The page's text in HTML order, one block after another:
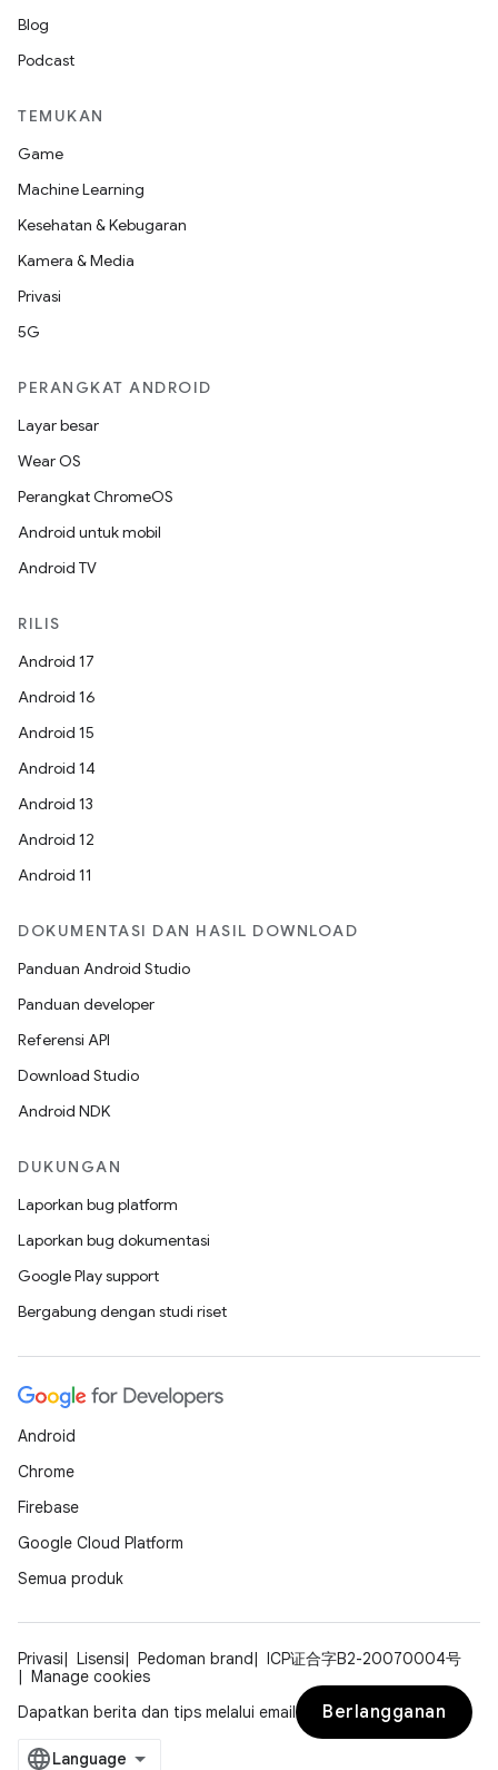
Blog
Podcast
TEMUKAN
Game
Machine Learning
Kesehatan & Kebugaran
Kamera & Media
Privasi
5G
PERANGKAT ANDROID
Layar besar
Wear OS
Perangkat ChromeOS
Android untuk mobil
Android TV
RILIS
Android 17
Android 16
Android 15
Android 14
Android 13
Android 12
Android 11
DOKUMENTASI DAN HASIL DOWNLOAD
Panduan Android Studio
Panduan developer
Referensi API
Download Studio
Android NDK
DUKUNGAN
Laporkan bug platform
Laporkan bug dokumentasi
Google Play support
Bergabung dengan studi riset
Android
Chrome
Firebase
Google Cloud Platform
Semua produk
Privasi Lisensi Pedoman brand
ICP证合字B2-20070004号
Manage cookies
Dapatkan berita dan tips melalui email
Berlangganan